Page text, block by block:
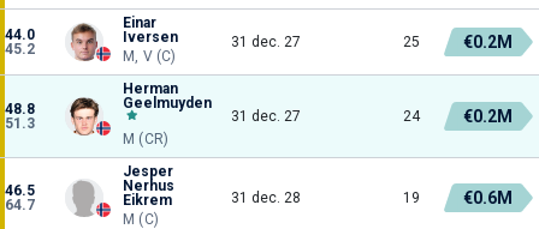
44.0
45.2
Einar
Iversen
M, V (C)
31 dec. 27 25 €0.2M
48.8
51.3
Herman
Geelmuyden
M (CR)
31 dec. 27 24 €0.2M
46.5
64.7
Jesper
Nerhus
Eikrem
M (C)
31 dec. 28 19 €0.6M